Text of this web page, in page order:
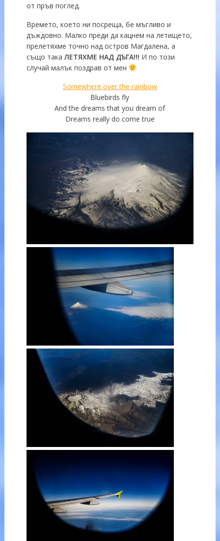
от пръв поглед.
Времето, което ни посреща, бе мъгливо и
дъждовно. Малко преди да кацнем на летището,
прелетяхме точно над остров Магдалена, а
също така ЛЕТЯХМЕ НАД ДЪГА!!! И по този
случай малък поздрав от мен
Somewhere over the rainbow
Bluebirds fly
And the dreams that you dream of
Dreams really do come true